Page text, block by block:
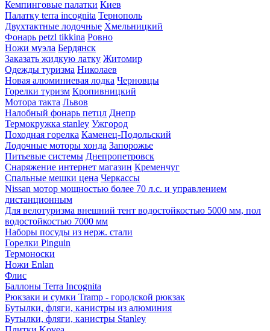
Кемпинговые палатки Киев
Палатку terra incognita Тернополь
Двухтактные лодочные Хмельницкий
Фонарь petzl tikkina Ровно
Ножи муэла Бердянск
Заказать жидкую латку Житомир
Одежды туризма Николаев
Новая алюминиевая лодка Черновцы
Горелки туризм Кропивницкий
Мотора такта Львов
Налобный фонарь петцл Днепр
Термокружка stanley Ужгород
Походная горелка Каменец-Подольский
Лодочные моторы хонда Запорожье
Питьевые системы Днепропетровск
Снаряжение интернет магазин Кременчуг
Спальные мешки цена Черкассы
Nissan мотор мощностью более 70 л.с. и управлением
дистанционным
Для велотуризма внешний тент водостойкостью 5000 мм, пол
водостойкостью 7000 мм
Наборы посуды из нерж. стали
Горелки Pinguin
Термоноски
Ножи Enlan
Флис
Баллоны Terra Incognita
Рюкзаки и сумки Tramp - городской рюкзак
Бутылки, фляги, канистры из алюминия
Бутылки, фляги, канистры Stanley